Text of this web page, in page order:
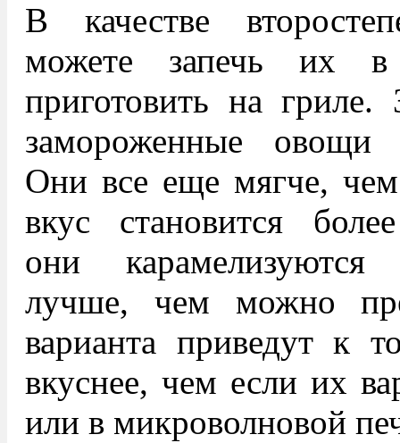
В качестве
можете запечь их
приготовить на гриле.
замороженные овощи
Они все еще мягче,
вкус становится
они
лучше, чем можно
варианта приведут к
вкуснее, чем если их
или в микроволновой